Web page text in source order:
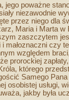
jego poważne
niezawodnie
przez niego dla
Maria i Marta
zaszczytem
i małoznaczni
względem
prorockiej
którego
Samego
osobistej usługi,
jakby była